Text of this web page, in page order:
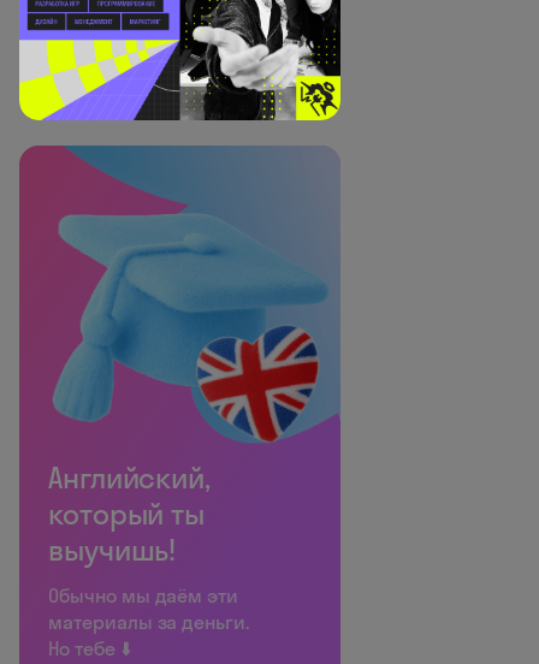
Английский,
который ты
выучишь!
Обычно мы даём эти
материалы за деньги.
Но тебе ⬇️